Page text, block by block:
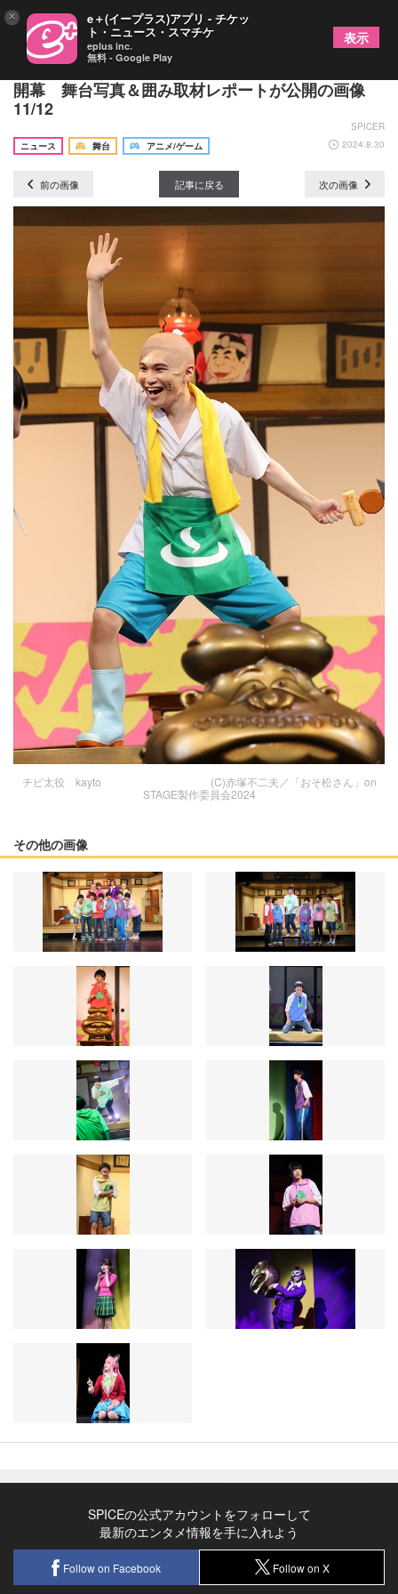
フレッシュなキャストで新・喜劇『おそ松さん』が
開幕 舞台写真＆囲み取材レポートが公開の画像
11/12
SPICER
ニュース
舞台 アニメ/ゲーム 2024.8.30
前の画像 記事に戻る 次の画像
チビ太役 kayto (C)赤塚不二夫／「おそ松さん」on
STAGE製作委員会2024
その他の画像
SPICEの公式アカウントをフォローして
最新のエンタメ情報を手に入れよう
Follow on Facebook Follow on X
× e＋(イープラス)アプリ - チケッ
ト・ニュース・スマチケ
eplus inc.
無料 - Google Play
表示